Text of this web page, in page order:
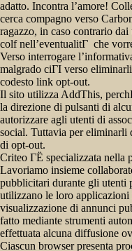
adatto. Incontra l’amore!
cerca compagno verso
ragazzo, in caso contrario
colf nell’eventualitГ che
Verso interrogare
malgrado ciГІ verso
codesto link opt-out.
Il sito utilizza AddThis,
la direzione di pulsanti di
autorizzare agli utenti di
social. Tuttavia per eliminarli
di opt-out.
Criteo ГЁ specializzata nella
Lavoriamo insieme
pubblicitari durante gli
utilizzano le loro applicazioni
visualizzazione di annunci
fatto mediante strumenti
effettuata alcuna diffusione
Ciascun browser presenta